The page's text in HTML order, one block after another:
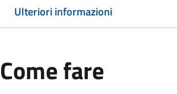
Ulteriori informazioni
Come fare